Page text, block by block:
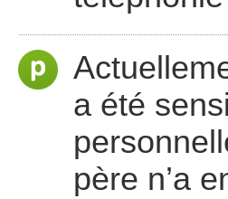
a été
père n’a